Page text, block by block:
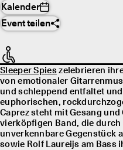
Kalender
Event teilen
Sleeper Spieszelebrieren
von emotionaler
und schleppend entfaltet
euphorischen,
Caprez steht mit Gesang
vierköpfigen Band, die durch
unverkennbare Gegenstück
sowie Rolf Laureĳs am